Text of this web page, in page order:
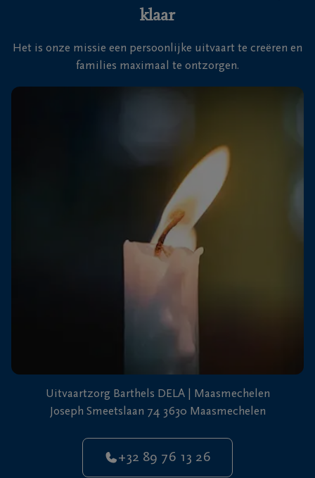
klaar
Het is onze missie een persoonlijke uitvaart te creëren en
families maximaal te ontzorgen.
Uitvaartzorg Barthels DELA | Maasmechelen
Joseph Smeetslaan 74 3630 Maasmechelen
+32 89 76 13 26